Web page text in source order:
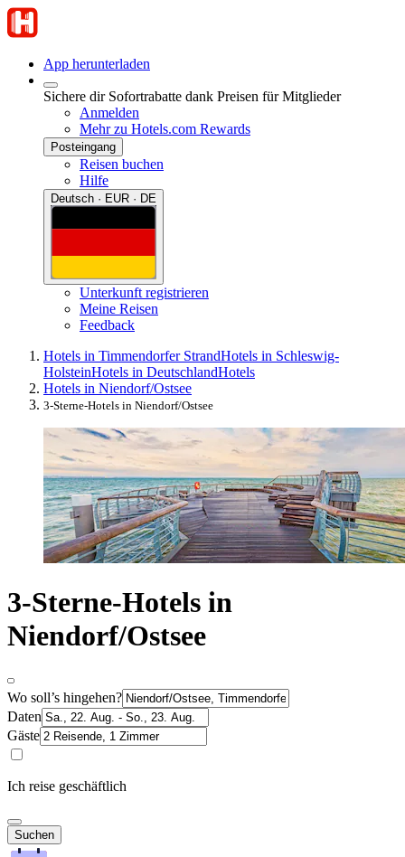
App herunterladen
Sichere dir Sofortrabatte dank Preisen für Mitglieder
Anmelden
Mehr zu Hotels.com Rewards
Posteingang
Reisen buchen
Hilfe
Deutsch · EUR · DE
Unterkunft registrieren
Meine Reisen
Feedback
Hotels in Timmendorfer StrandHotels in Schleswig-
HolsteinHotels in DeutschlandHotels
Hotels in Niendorf/Ostsee
3-Sterne-Hotels in Niendorf/Ostsee
3-Sterne-Hotels in
Niendorf/Ostsee
Wo soll’s hingehen?
Daten
Gäste
Ich reise geschäftlich
Suchen